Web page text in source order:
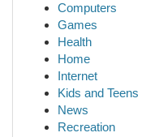
Computers
Games
Health
Home
Internet
Kids and Teens
News
Recreation